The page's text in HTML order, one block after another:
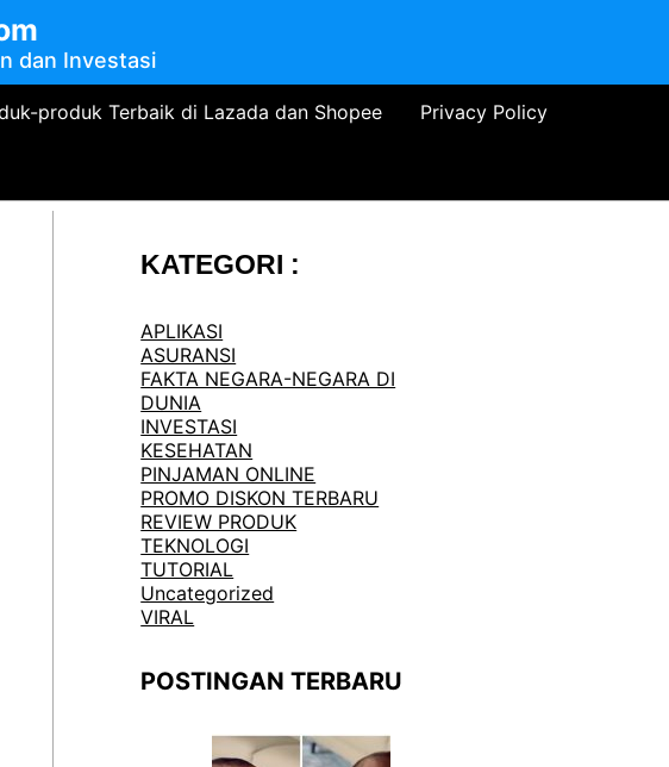
dan Investasi
produk Terbaik di Lazada dan Shopee Privacy Policy
KATEGORI :
APLIKASI
ASURANSI
FAKTA NEGARA-NEGARA DI
DUNIA
INVESTASI
KESEHATAN
PINJAMAN ONLINE
PROMO DISKON TERBARU
REVIEW PRODUK
TEKNOLOGI
TUTORIAL
Uncategorized
VIRAL
POSTINGAN TERBARU